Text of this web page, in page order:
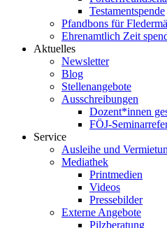
Testamentspende
Pfandbons für
Ehrenamtlich Zeit
Aktuelles
Newsletter
Blog
Stellenangebote
Ausschreibungen
Dozent*innen
FÖJ-
Service
Ausleihe und
Mediathek
Printmedien
Videos
Pressebilder
Externe Angebote
Pilzberatung